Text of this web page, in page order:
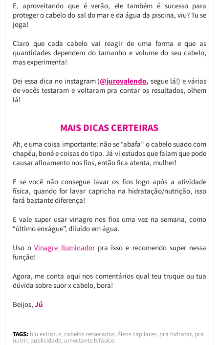
E, aproveitando que é verão, ele também é sucesso para
proteger o cabelo do sal do mar e da água da piscina, viu? Tu se
joga!
Claro que cada cabelo vai reagir de uma forma e que as
quantidades dependem do tamanho e volume do seu cabelo,
mas experimenta!
Dei essa dica no instagram (@jurovalendo, segue lá!) e várias
de vocês testaram e voltaram pra contar os resultados, olhem
lá!
MAIS DICAS CERTEIRAS
Ah, e uma coisa importante: não se “abafa” o cabelo suado com
chapéu, boné e coisas do tipo. Já vi estudos que falam que pode
causar afinamento nos fios, então fica atenta, mulher!
E se você não consegue lavar os fios logo após a atividade
física, quando for lavar capricha na hidratação/nutrição, isso
fará bastante diferença!
E vale super usar vinagre nos fios uma vez na semana, como
“último enxágue”, diluído em água.
Uso oVinagre Iluminadorpra isso e recomendo super nessa
função!
Agora, me conta aqui nos comentários qual teu truque ou tua
dúvida sobre suor x cabelo, bora!
Beijos, Jú
TAGS: bio extratus,cabelos ressecados,óleos capilares, pra hidratar, pra
nutrir, publicidade, umectante bifásico